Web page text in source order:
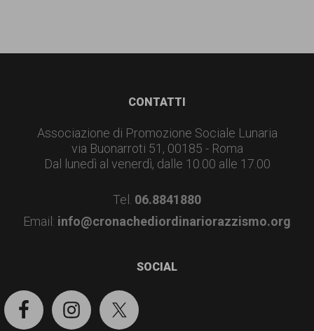
CONTATTI
Associazione di Promozione Sociale Lunaria
via Buonarroti 51, 00185 - Roma
Dal lunedì al venerdì, dalle 10.00 alle 17.00
Tel. 06.8841880
Email: info@cronachediordinariorazzismo.org
SOCIAL